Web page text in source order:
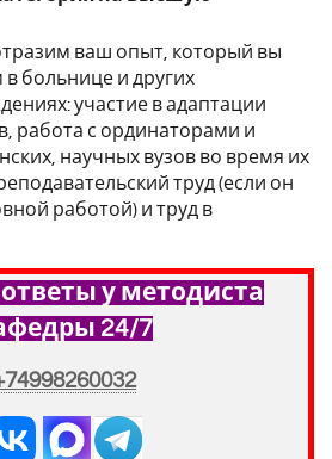
ваш опыт, который вы
в больнице и других
участие в адаптации
работа с ординаторами и
научных вузов во время их
труд (если он
работой) и труд в
у методиста
24/7